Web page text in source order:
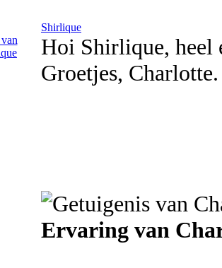
Shirlique
Hoi Shirlique, heel
Groetjes, Charlotte.
Ervaring van